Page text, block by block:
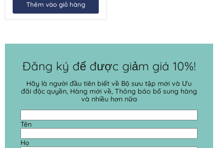
Thêm vào giỏ hàng
Đăng ký để được giảm giá 10%!
Hãy là người đầu tiên biết về Bộ sưu tập mới và Ưu
đãi độc quyền, Hàng mới về, Thông báo bổ sung hàng
và nhiều hơn nữa
Tên
Họ